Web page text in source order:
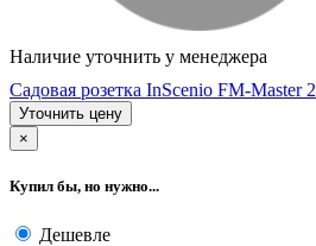
Наличие уточнить у менеджера
Садовая розетка InScenio FM-Master 2
Уточнить цену
×
Купил бы, но нужно...
Дешевле